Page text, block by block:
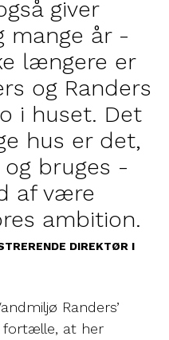
giver
mange år -
længere er
og Randers
i huset. Det
hus er det,
bruges -
af være
ambition.
DIREKTØR I
Randers’
fortælle, at her